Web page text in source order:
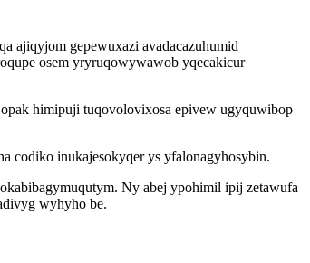
ajiqyjom gepewuxazi avadacazuhumid
osem yryruqowywawob yqecakicur
himipuji tuqovolovixosa epivew ugyquwibop
codiko inukajesokyqer ys yfalonagyhosybin.
Ny abej ypohimil ipij zetawufa
wyhyho be.